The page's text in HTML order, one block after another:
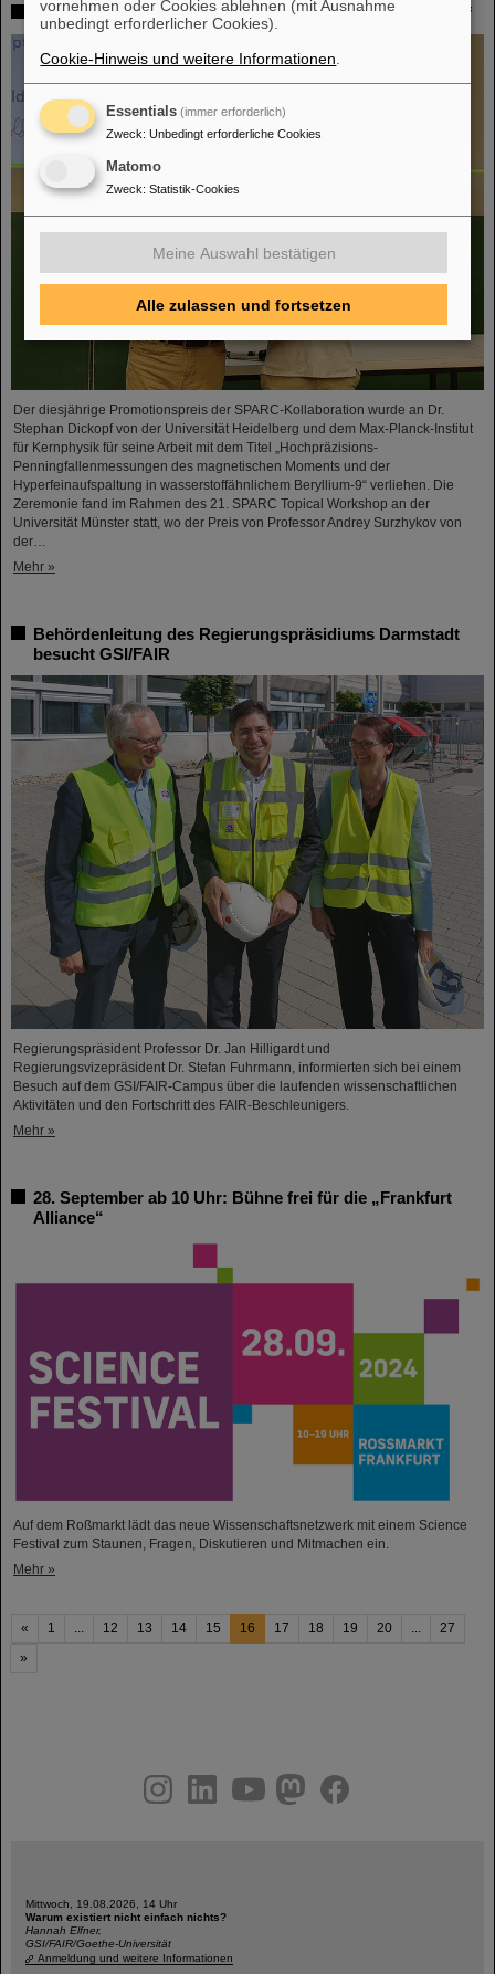
SPARC-Promotionspreis 2024 geht an Dr. Stefan Dickopf
Der diesjährige Promotionspreis der SPARC-Kollaboration wurde an Dr.
Stephan Dickopf von der Universität Heidelberg und dem Max-Planck-Institut
für Kernphysik für seine Arbeit mit dem Titel „Hochpräzisions-
Penningfallenmessungen des magnetischen Moments und der
Hyperfeinaufspaltung in wasserstoffähnlichem Beryllium-9“ verliehen. Die
Zeremonie fand im Rahmen des 21. SPARC Topical Workshop an der
Universität Münster statt, wo der Preis von Professor Andrey Surzhykov von
der…
Mehr »
Behördenleitung des Regierungspräsidiums Darmstadt
besucht GSI/FAIR
Regierungspräsident Professor Dr. Jan Hilligardt und
Regierungsvizepräsident Dr. Stefan Fuhrmann, informierten sich bei einem
Besuch auf dem GSI/FAIR-Campus über die laufenden wissenschaftlichen
Aktivitäten und den Fortschritt des FAIR-Beschleunigers.
Mehr »
28. September ab 10 Uhr: Bühne frei für die „Frankfurt
Alliance“
Auf dem Roßmarkt lädt das neue Wissenschaftsnetzwerk mit einem Science
Festival zum Staunen, Fragen, Diskutieren und Mitmachen ein.
Mehr »
« 1 ... 12 13 14 15 16 17 18 19 20 ...
27
»
youtubehelmholtz.socialfacebook
Mittwoch, 19.08.2026, 14 Uhr
Warum existiert nicht einfach nichts?
Hannah Elfner,
GSI/FAIR/Goethe-Universität
Anmeldung und weitere Informationen
vornehmen oder Cookies ablehnen (mit Ausnahme
unbedingt erforderlicher Cookies).
Cookie-Hinweis und weitere Informationen
Essentials (immer erforderlich)
Zweck: Unbedingt erforderliche Cookies
Matomo
Zweck: Statistik-Cookies
Meine Auswahl bestätigen
Alle zulassen und fortsetzen